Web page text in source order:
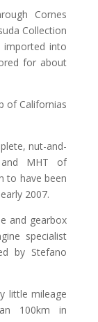
Cornes
Collection
imported into
for about
of Californias
nut-and-
MHT of
to have been
2007.
and gearbox
specialist
by Stefano
little mileage
100km in